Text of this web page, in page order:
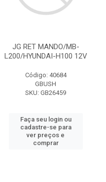
JG RET MANDO/MB-
L200/HYUNDAI-H100 12V
Código: 40684
GBUSH
SKU: GB26459
Faça seu login ou
cadastre-se para
ver preços e
comprar